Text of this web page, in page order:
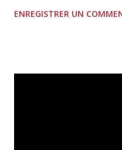
2, Badr Kachani a ouvert
ENREGISTRER UN